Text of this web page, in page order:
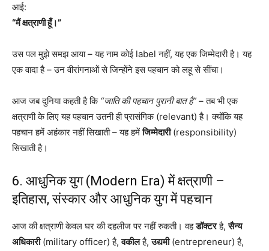
आई:
“मैं क्षत्राणी हूँ।”
उस पल मुझे समझ आया – यह नाम कोई label नहीं, यह एक जिम्मेदारी है। यह
एक वादा है – उन वीरांगनाओं से जिन्होंने इस पहचान को लहू से सींचा।
आज जब दुनिया कहती है कि “जाति की पहचान पुरानी बात है” – तब भी एक
क्षत्राणी के लिए यह पहचान उतनी ही प्रासंगिक (relevant) है। क्योंकि यह
पहचान हमें अहंकार नहीं सिखाती – यह हमेंजिम्मेदारी(responsibility)
सिखाती है।
6. आधुनिक युग (Modern Era) में क्षत्राणी –
इतिहास, संस्कार और आधुनिक युग में पहचान
आज की क्षत्राणी केवल घर की दहलीज पर नहीं रुकती। वहडॉक्टरहै,सैन्य
अधिकारी(military officer) है,वकीलहै,उद्यमी(entrepreneur) है,